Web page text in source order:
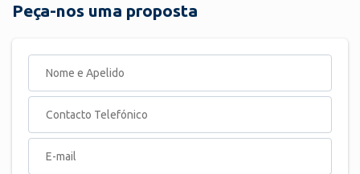
Peça-nos uma proposta